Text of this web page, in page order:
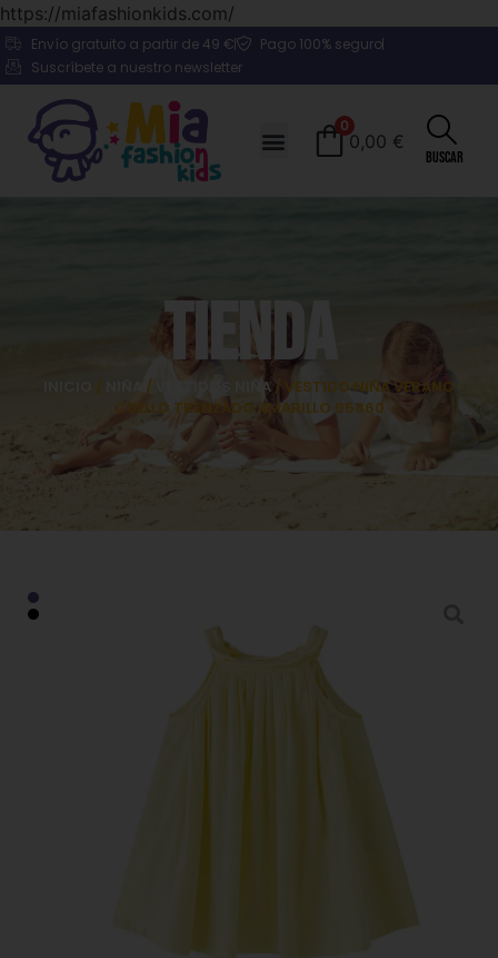
https://miafashionkids.com/
Envío gratuito a partir de 49 €
Pago 100% seguro
Suscríbete a nuestro newsletter
0
0,00 €
Buscar
Tienda
/ / VESTIDOS NIÑA/ VESTIDO NIÑA VERANO
CUELLO TRENZADO AMARILLO 95860